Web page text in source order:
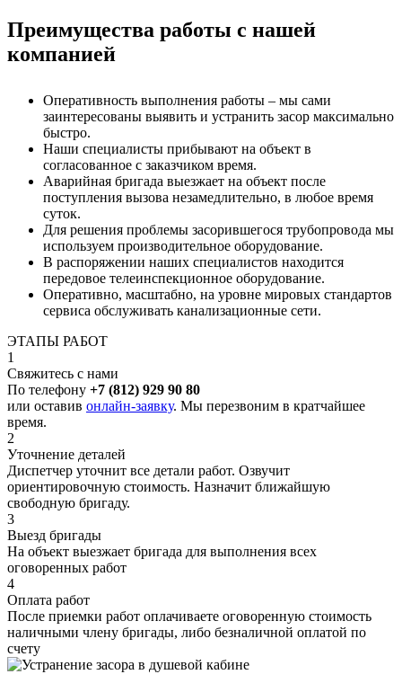
Преимущества работы с нашей
компанией
Оперативность выполнения работы – мы сами
заинтересованы выявить и устранить засор максимально
быстро.
Наши специалисты прибывают на объект в
согласованное с заказчиком время.
Аварийная бригада выезжает на объект после
поступления вызова незамедлительно, в любое время
суток.
Для решения проблемы засорившегося трубопровода мы
используем производительное оборудование.
В распоряжении наших специалистов находится
передовое телеинспекционное оборудование.
Оперативно, масштабно, на уровне мировых стандартов
сервиса обслуживать канализационные сети.
ЭТАПЫ РАБОТ
1
Свяжитесь с нами
По телефону +7 (812) 929 90 80
или оставив онлайн-заявку. Мы перезвоним в кратчайшее
время.
2
Уточнение деталей
Диспетчер уточнит все детали работ. Озвучит
ориентировочную стоимость. Назначит ближайшую
свободную бригаду.
3
Выезд бригады
На объект выезжает бригада для выполнения всех
оговоренных работ
4
Оплата работ
После приемки работ оплачиваете оговоренную стоимость
наличными члену бригады, либо безналичной оплатой по
счету